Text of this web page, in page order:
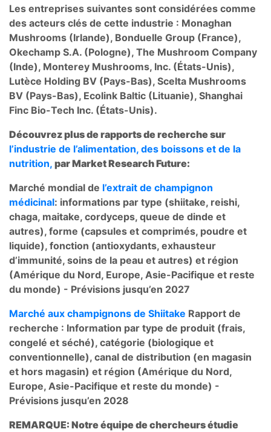
Les entreprises suivantes sont considérées comme
des acteurs clés de cette industrie : Monaghan
Mushrooms (Irlande), Bonduelle Group (France),
Okechamp S.A. (Pologne), The Mushroom Company
(Inde), Monterey Mushrooms, Inc. (États-Unis),
Lutèce Holding BV (Pays-Bas), Scelta Mushrooms
BV (Pays-Bas), Ecolink Baltic (Lituanie), Shanghai
Finc Bio-Tech Inc. (États-Unis).
Découvrez plus de rapports de recherche sur
l’industrie de l’alimentation, des boissons et de la
nutrition, par Market Research Future:
Marché mondial de l’extrait de champignon
médicinal: informations par type (shiitake, reishi,
chaga, maitake, cordyceps, queue de dinde et
autres), forme (capsules et comprimés, poudre et
liquide), fonction (antioxydants, exhausteur
d’immunité, soins de la peau et autres) et région
(Amérique du Nord, Europe, Asie-Pacifique et reste
du monde) - Prévisions jusqu’en 2027
Marché aux champignons de Shiitake Rapport de
recherche : Information par type de produit (frais,
congelé et séché), catégorie (biologique et
conventionnelle), canal de distribution (en magasin
et hors magasin) et région (Amérique du Nord,
Europe, Asie-Pacifique et reste du monde) -
Prévisions jusqu’en 2028
REMARQUE: Notre équipe de chercheurs étudie